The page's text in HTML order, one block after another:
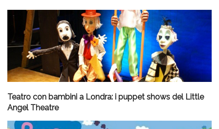
Teatro con bambini a Londra: i puppet shows del Little
Angel Theatre